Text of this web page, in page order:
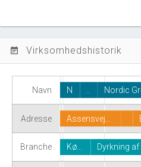
event_note Virksomhedshistorik
Navn
Adresse
Branche
N Nordic
Assensvej…
Kø… Dyrkning